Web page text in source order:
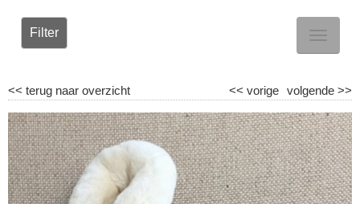
Filter
<< terug naar overzicht volgende >>
<< vorige